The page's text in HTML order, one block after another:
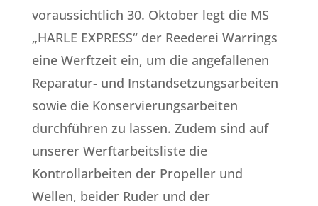
voraussichtlich 30. Oktober legt die MS
„HARLE EXPRESS“ der Reederei Warrings
eine Werftzeit ein, um die angefallenen
Reparatur- und Instandsetzungsarbeiten
sowie die Konservierungsarbeiten
durchführen zu lassen. Zudem sind auf
unserer Werftarbeitsliste die
Kontrollarbeiten der Propeller und
Wellen, beider Ruder und der